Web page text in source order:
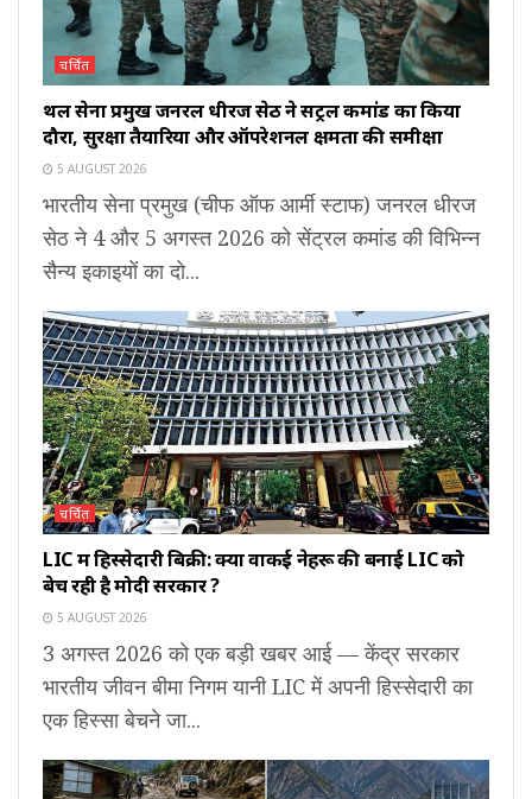
चर्चित
थल सेना प्रमुख जनरल धीरज सेठ ने सेंट्रल कमांड का किया
दौरा, सुरक्षा तैयारियों और ऑपरेशनल क्षमता की समीक्षा
5 AUGUST 2026
भारतीय सेना प्रमुख (चीफ ऑफ आर्मी स्टाफ) जनरल धीरज
सेठ ने 4 और 5 अगस्त 2026 को सेंट्रल कमांड की विभिन्न
सैन्य इकाइयों का दो...
चर्चित
LIC में हिस्सेदारी बिक्री: क्या वाकई नेहरू की बनाई LIC को
बेच रही है मोदी सरकार ?
5 AUGUST 2026
3 अगस्त 2026 को एक बड़ी खबर आई — केंद्र सरकार
भारतीय जीवन बीमा निगम यानी LIC में अपनी हिस्सेदारी का
एक हिस्सा बेचने जा...